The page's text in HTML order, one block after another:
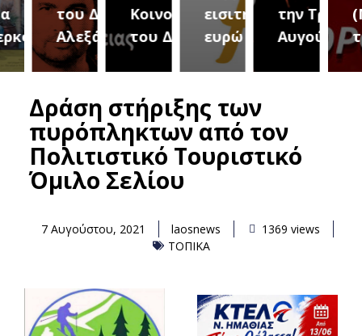
του Δήμου
Αλεξάνδρειας
Κοινοτήτων
του Δήμου
εισιτήριο 2
ευρώ
την Τρίτη 18
Αυγούστουτου
Δράση στήριξης των
πυρόπληκτων από τον
Πολιτιστικό Τουριστικό
Όμιλο Σελίου
7 Αυγούστου, 2021 laosnews
1369 views
ΤΟΠΙΚΑ